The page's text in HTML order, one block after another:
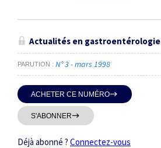
Actualités en gastroentérologie
PARUTION N° 3 - mars 1998
ACHETER CE NUMÉRO
S'ABONNER
Déjà abonné ? Connectez-vous